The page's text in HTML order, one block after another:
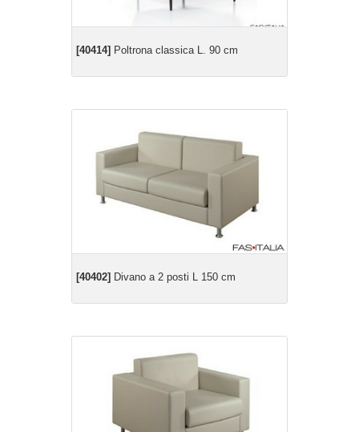
[40414] Poltrona classica L. 90 cm
[40402] Divano a 2 posti L 150 cm